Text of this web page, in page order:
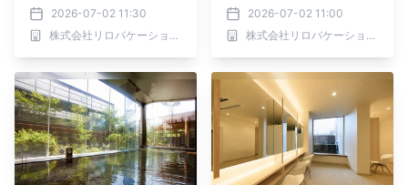
ス再開・導入｜2026年7
月より
2026-07-02 11:30
株式会社リロバケーションズ
｜2026年7月より
2026-07-02 11:00
株式会社リロバケーションズ